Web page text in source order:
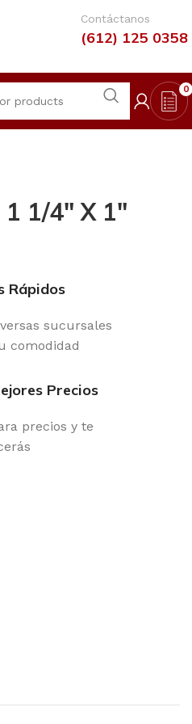
Contáctanos
(612) 125 0358
0
1/4″ X 1″
Rápidos
sucursales
comodidad
Precios
precios y te